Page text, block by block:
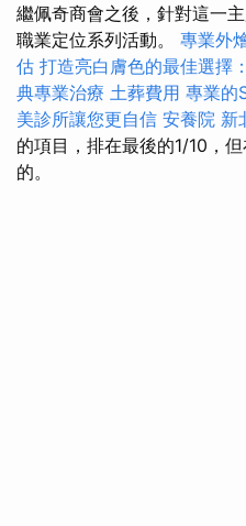
繼佩奇商會之後，針對這一
職業定位系列活動。 專業外
估 打造亮白膚色的最佳選擇
典專業治療 土葬費用 專業的
美診所讓您更自信 安養院 新
的項目，排在最後的1/10，
的。